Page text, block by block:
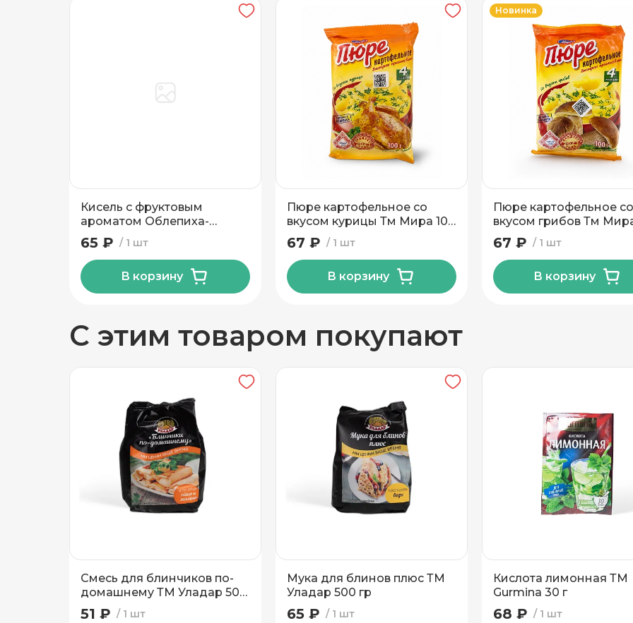
Кисель с фруктовым
ароматом Облепиха-
апельсин
Лидапищеконцентрат 220
гр
1 шт
65 ₽
В корзину
Пюре картофельное со
вкусом курицы Тм Мира 100
гр
1 шт
67 ₽
В корзину
Новинка
Пюре картофельное со
вкусом грибов Тм
гр
1 шт
67 ₽
В корзину
С этим товаром покупают
Смесь для блинчиков по-
домашнему ТМ Уладар 500
гр
1 шт
51 ₽
Мука для блинов плюс ТМ
Уладар 500 гр
1 шт
65 ₽
Кислота лимонная ТМ
Gurmina 30 г
1 шт
68 ₽
Самовывоз
Частный дом
Подъезд
Подтвердить адрес
Добавить новый адрес